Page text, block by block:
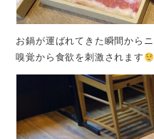
お鍋が運ばれてきた瞬間から
嗅覚から食欲を刺激されます